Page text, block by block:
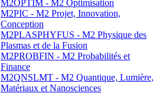
M2OPTIM - M2 Optimisation
M2PIC - M2 Projet, Innovation,
Conception
M2PLASPHYFUS - M2 Physique des
Plasmas et de la Fusion
M2PROBFIN - M2 Probabilités et
Finance
M2QNSLMT - M2 Quantique, Lumière,
Matériaux et Nanosciences